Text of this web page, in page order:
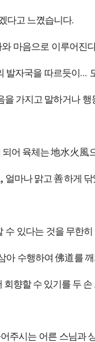
다고 느꼈습니다.
마음으로 이루어진
발자국을 따르듯이 ...
을 가지고 말하거나
되어 육체는地水火風
, 얼마나 맑고善하게
있다는 것을 무한
아 수행하여 佛道를
향할 수 있기를 두
주시는 어른 스님과